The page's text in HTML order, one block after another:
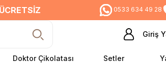
0533 634 49 28
Giriş
Doktor Çikolatası Setler